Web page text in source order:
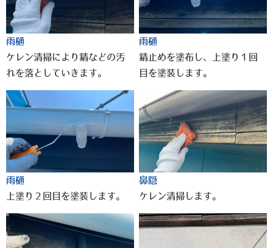
雨樋
ケレン清掃により錆などの汚
れを落としていきます。
雨樋
錆止めを塗布し、上塗り１回
目を塗装します。
雨樋
上塗り２回目を塗装します。
鼻隠
ケレン清掃します。